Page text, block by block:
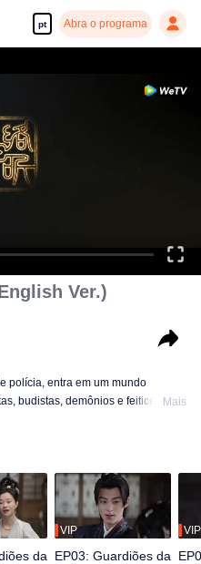
pt Abra o programa
Ver.)
polícia, entra em um mundo
budistas, demônios e feiticeiros.
destino e, assim, se torna um
Mais
da
VIP
EP03: Guardiões da
VIP